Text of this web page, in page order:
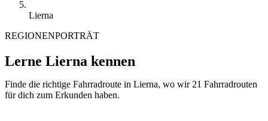
Lierna
REGIONENPORTRÄT
Lerne Lierna kennen
Finde die richtige Fahrradroute in Lierna, wo wir 21 Fahrradrouten
für dich zum Erkunden haben.